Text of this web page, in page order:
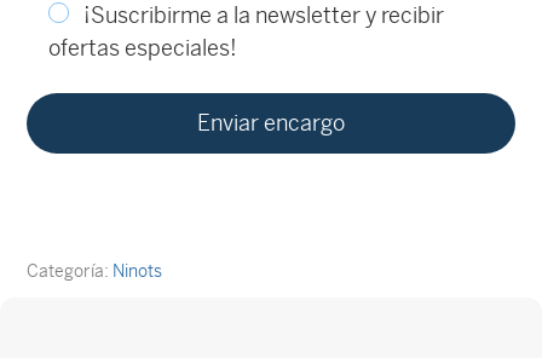
¡Suscribirme a la newsletter y recibir
ofertas especiales!
Categoría: Ninots